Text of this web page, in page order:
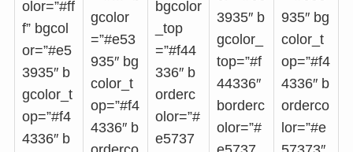
olor=”#ff
f” bgcol
or=”#e5
3935″ b
gcolor_t
op=”#f4
4336″ b
gcolor
=”#e53
935″ bg
color_t
op=”#f4
4336″ b
bgcolor
_top
=”#f44
336″ b
orderc
olor=”#
e5737
3935″ b
gcolor_
top=”#f
44336″
borderc
olor=”#
935″ bg
color_t
op=”#f4
4336″ b
orderco
lor=”#e